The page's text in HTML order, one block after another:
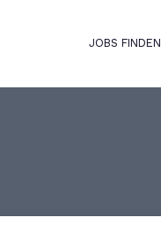
JOBS FINDEN